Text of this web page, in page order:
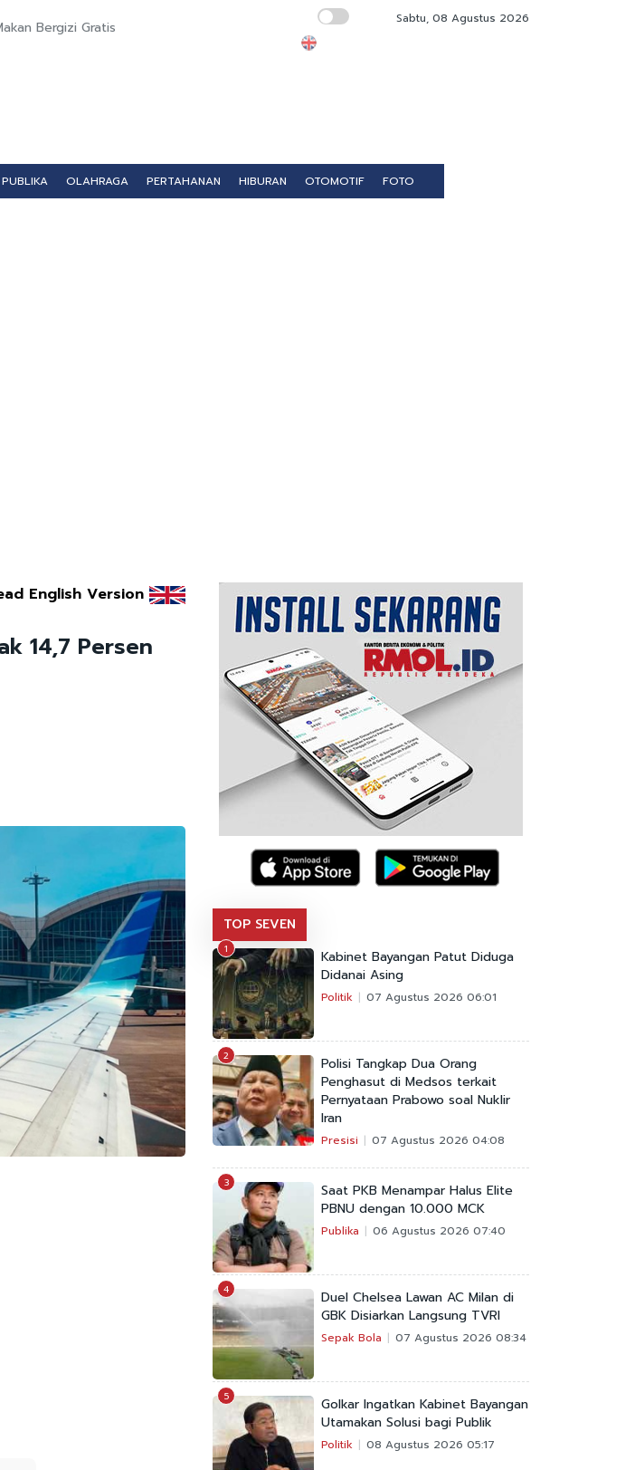
Bergizi Gratis Perketat Standar Higienitas, BGN
Sabtu, 08 Agustus 2026
PUBLIKA OLAHRAGA PERTAHANAN HIBURAN OTOMOTIF FOTO
English Version
14,7 Persen
TOP SEVEN
1
Kabinet Bayangan Patut Diduga
Didanai Asing
Politik 07 Agustus 2026 06:01
2
Polisi Tangkap Dua Orang
Penghasut di Medsos terkait
Pernyataan Prabowo soal Nuklir
Iran
Presisi 07 Agustus 2026 04:08
3
Saat PKB Menampar Halus Elite
PBNU dengan 10.000 MCK
Publika 06 Agustus 2026 07:40
4
Duel Chelsea Lawan AC Milan di
GBK Disiarkan Langsung TVRI
Sepak Bola 07 Agustus 2026 08:34
5
Golkar Ingatkan Kabinet Bayangan
Utamakan Solusi bagi Publik
Politik 08 Agustus 2026 05:17